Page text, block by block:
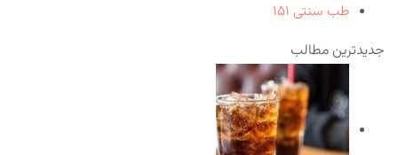
طب سنتی ۱۵۱
جدیدترین مطالب